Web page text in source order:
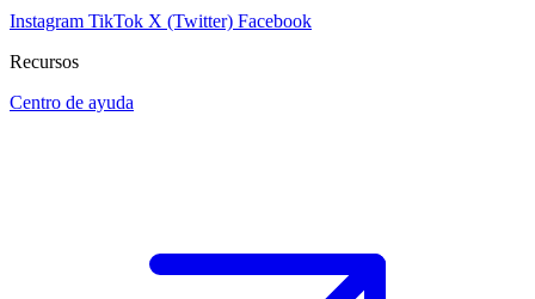
Instagram TikTok X (Twitter) Facebook
Recursos
Centro de ayuda